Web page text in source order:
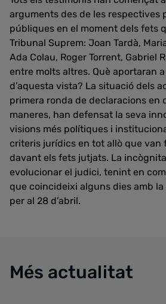
arguments des de les respectives
públiques en el moment dels fets
Tribunal Suprem: Joan Tardà,
Ada Colau, Roger Torrent, Gabriel
entre molts altres. Què aportaran
d’aquesta vista? La situació dels
primera ronda de declaracions en
maneres, han defensat la seva
visions més polítiques i
criteris jurídics en tot allò que van
davant els fets jutjats. La
evolucionar el judici, tenint en
que coincideixi alguns dies amb
per al 28 d’abril.
Més actualitat